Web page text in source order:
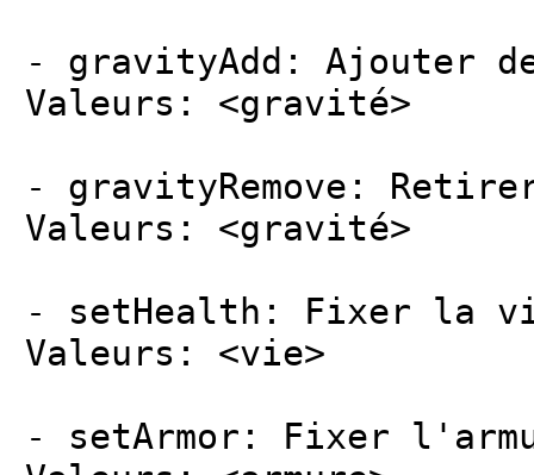
- gravityAdd: Ajouter
Valeurs: <gravité>
- gravityRemove:
Valeurs: <gravité>
- setHealth: Fixer la
Valeurs: <vie>
- setArmor: Fixer